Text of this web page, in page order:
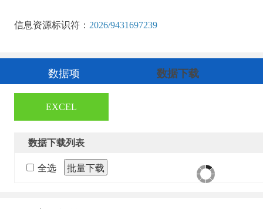
信息资源标识符： 2026/9431697239
数据项 数据下载
EXCEL
数据下载列表
全选 批量下载